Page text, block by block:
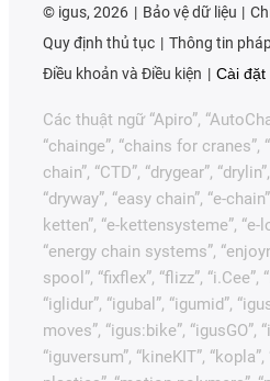
© igus, 2026 Bảo vệ dữ liệu
Quy định thủ tục
Thông tin
Điều khoản và Điều kiện
Cài đặt
Các thuật ngữ “Apiro”,
“chainge”, “chains for cranes”,
chain”, “CTD”, “drygear”,
“dryway”, “easy chain”, “e-
ketten”, “e-kettensysteme”, “e-
“energy chain systems”,
spool”, “fixflex”, “flizz”, “i.Cee”,
“iglidur”, “igubal”, “igumid”,
moves”, “igus:bike”, “igusGO”,
“iguversum”, “kineKIT”,